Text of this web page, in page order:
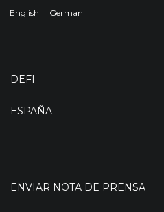
English German
DEFI
ESPAÑA
ENVIAR NOTA DE PRENSA